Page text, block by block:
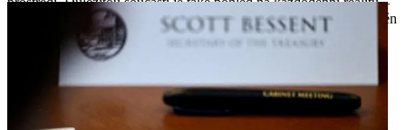
spotřebitele
, ceny, služby i dopady ekonomických změn
na běžný život.
Ať už vás zajímá inflace, mzdy, investice nebo vývoj firemního
prostředí, tady najdete to podstatné.Ekonomika v souvislostech,
které se vás skutečně týkají.